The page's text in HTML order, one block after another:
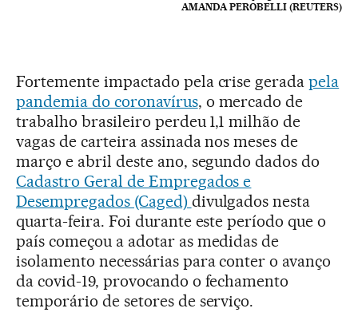
AMANDA PEROBELLI (REUTERS)
Fortemente impactado pela crise geradapela
pandemia do coronavírus, o mercado de
trabalho brasileiro perdeu 1,1 milhão de
vagas de carteira assinada nos meses de
março e abril deste ano, segundo dados do
Cadastro Geral de Empregados e
Desempregados (Caged) divulgados nesta
quarta-feira. Foi durante este período que o
país começou a adotar as medidas de
isolamento necessárias para conter o avanço
da covid-19, provocando o fechamento
temporário de setores de serviço.